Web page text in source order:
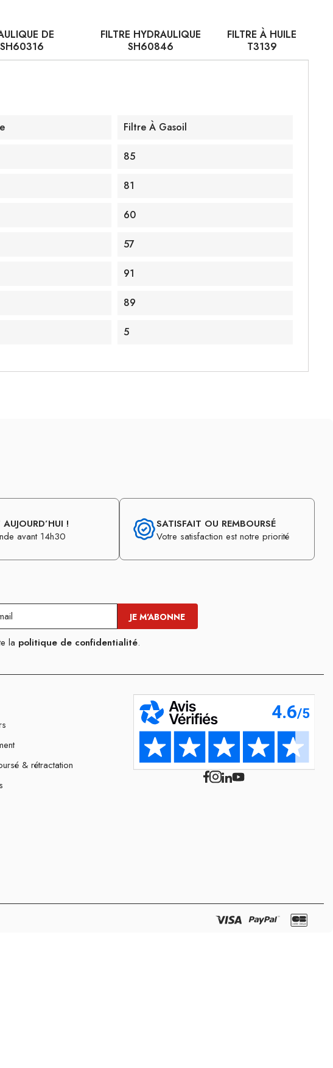
DE
FILTRE HYDRAULIQUE
SH60846
FILTRE À HUILE
T3139
Filtre À Gasoil
85
81
60
57
91
89
5
!
avant 14h30
SATISFAIT OU REMBOURSÉ
Votre satisfaction est notre priorité
la politique de confidentialité.
& rétractation